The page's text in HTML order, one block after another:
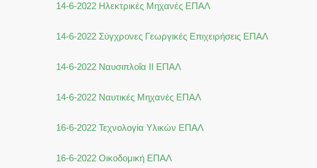
14-6-2022 Ηλεκτρικές Μηχανές ΕΠΑΛ
14-6-2022 Σύγχρονες Γεωργικές Επιχειρήσεις ΕΠΑΛ
14-6-2022 Ναυσιπλοΐα ΙΙ ΕΠΑΛ
14-6-2022 Ναυτικές Μηχανές ΕΠΑΛ
16-6-2022 Τεχνολογία Υλικών ΕΠΑΛ
16-6-2022 Οικοδομική ΕΠΑΛ